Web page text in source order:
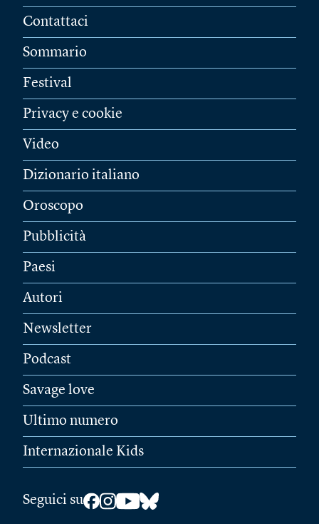
Contattaci
Sommario
Festival
Privacy e cookie
Video
Dizionario italiano
Oroscopo
Pubblicità
Paesi
Autori
Newsletter
Podcast
Savage love
Ultimo numero
Internazionale Kids
Seguici su